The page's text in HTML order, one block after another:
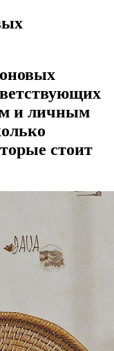
и личным
стоит